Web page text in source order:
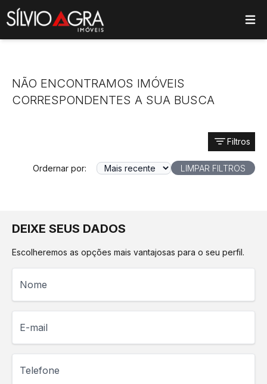
main menu
NÃO ENCONTRAMOS IMÓVEIS
CORRESPONDENTES A SUA BUSCA
Filtros
Ordernar por: LIMPAR FILTROS
DEIXE SEUS DADOS
Escolheremos as opções mais vantajosas para o seu perfil.